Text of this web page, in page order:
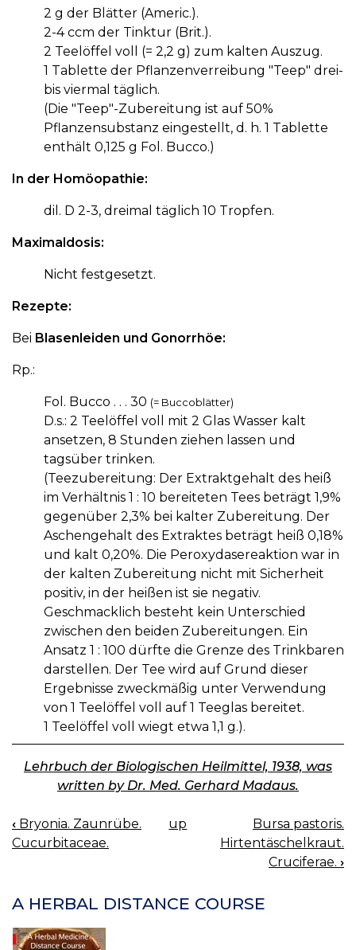
2 g der Blätter (Americ.).
2-4 ccm der Tinktur (Brit.).
2 Teelöffel voll (= 2,2 g) zum kalten Auszug.
1 Tablette der Pflanzenverreibung "Teep" drei-
bis viermal täglich.
(Die "Teep"-Zubereitung ist auf 50%
Pflanzensubstanz eingestellt, d. h. 1 Tablette
enthält 0,125 g Fol. Bucco.)
In der Homöopathie:
dil. D 2-3, dreimal täglich 10 Tropfen.
Maximaldosis:
Nicht festgesetzt.
Rezepte:
Bei Blasenleiden und Gonorrhöe:
Rp.:
Fol. Bucco . . . 30 (= Buccoblätter)
D.s.: 2 Teelöffel voll mit 2 Glas Wasser kalt
ansetzen, 8 Stunden ziehen lassen und
tagsüber trinken.
(Teezubereitung: Der Extraktgehalt des heiß
im Verhältnis 1 : 10 bereiteten Tees beträgt 1,9%
gegenüber 2,3% bei kalter Zubereitung. Der
Aschengehalt des Extraktes beträgt heiß 0,18%
und kalt 0,20%. Die Peroxydasereaktion war in
der kalten Zubereitung nicht mit Sicherheit
positiv, in der heißen ist sie negativ.
Geschmacklich besteht kein Unterschied
zwischen den beiden Zubereitungen. Ein
Ansatz 1 : 100 dürfte die Grenze des Trinkbaren
darstellen. Der Tee wird auf Grund dieser
Ergebnisse zweckmäßig unter Verwendung
von 1 Teelöffel voll auf 1 Teeglas bereitet.
1 Teelöffel voll wiegt etwa 1,1 g.).
Lehrbuch der Biologischen Heilmittel, 1938, was
written by Dr. Med. Gerhard Madaus.
BOOK
NAVIGATION
‹ Bryonia. Zaunrübe.
Cucurbitaceae.
up
Bursa pastoris.
Hirtentäschelkraut.
Cruciferae. ›
A HERBAL DISTANCE COURSE